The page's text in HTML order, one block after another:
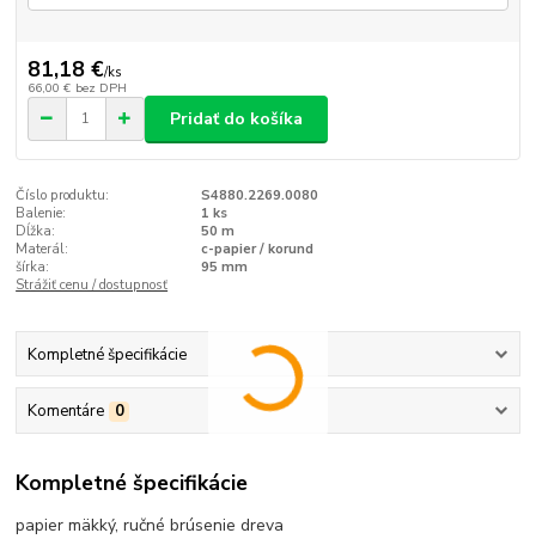
81,18 €/ks
66,00 € bez DPH
Pridať do košíka
Číslo produktu:
S4880.2269.0080
Balenie:
1 ks
Dĺžka:
50 m
Materál:
c-papier / korund
šírka:
95 mm
Strážiť cenu / dostupnosť
Kompletné špecifikácie
Komentáre 0
Kompletné špecifikácie
papier mäkký, ručné brúsenie dreva